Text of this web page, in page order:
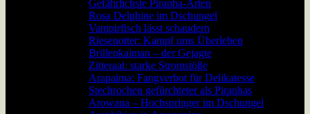
Gefährlichste Piranha-Arten
Rosa Delphine im Dschungel
Vampirfisch lässt schaudern
Riesenotter: Kampf ums Überleben
Brillenkaiman – der Gejagte
Zitteraal: starke Stromstöße
Arapaima: Fangverbot für Delikatesse
Stechrochen gefürchteter als Piranhas
Arowana – Hochspringer im Dschungel